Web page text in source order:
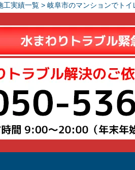
工実績一覧 > 岐阜市のマンションでト